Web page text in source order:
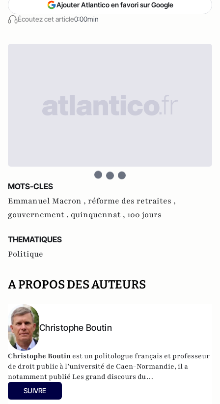
Écoutez cet article0:00min
Ajouter Atlantico en favori sur Google
MOTS-CLES
Emmanuel Macron , réforme des retraites ,
gouvernement , quinquennat , 100 jours
THEMATIQUES
Politique
A PROPOS DES AUTEURS
Christophe Boutin
Christophe Boutin est un politologue français et professeur
de droit public à l’université de Caen-Normandie, il a
notamment publié Les grand discours du
XXe siècle(Flammarion 2009) et co-dirigé
du conservatisme
SUIVRE